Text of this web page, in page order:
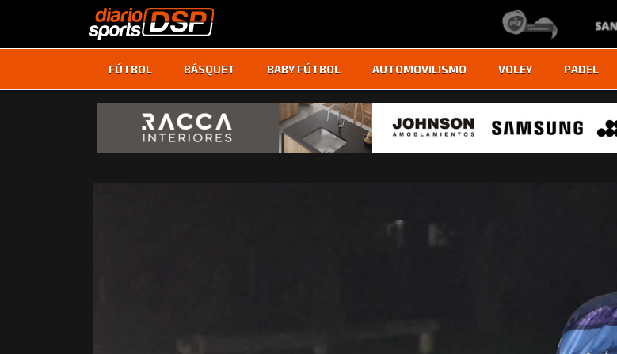
FÚTBOL BÁSQUET BABY FÚTBOL AUTOMOVILISMO VOLEY PADEL